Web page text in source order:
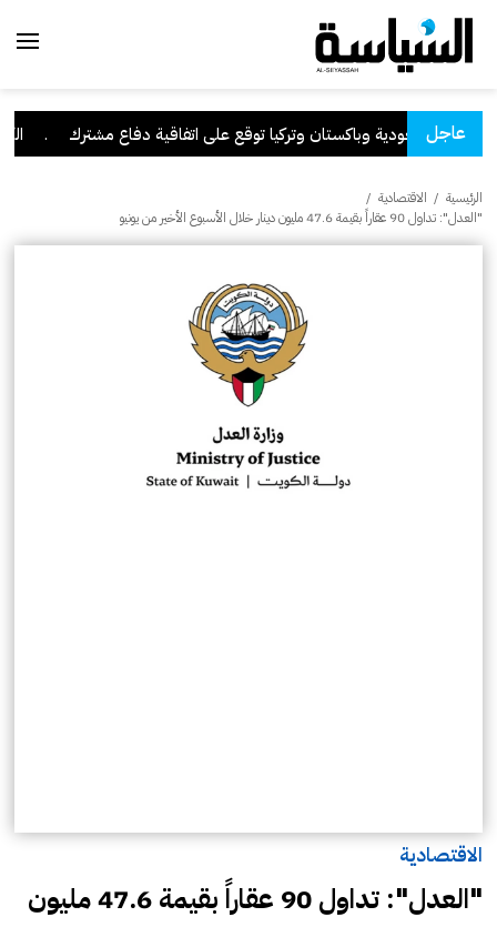
عاجل
السعودية وباكستان وتركيا توقع على اتفاقية دفاع مشترك
الرئيسية / الاقتصادية /
"العدل": تداول 90 عقاراً بقيمة 47.6 مليون دينار خلال الأسبوع الأخير من يونيو
الاقتصادية
"العدل": تداول 90 عقاراً بقيمة 47.6 مليون